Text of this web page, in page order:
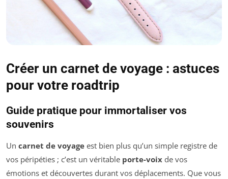
Créer un carnet de voyage : astuces
pour votre roadtrip
Guide pratique pour immortaliser vos
souvenirs
Un carnet de voyage est bien plus qu’un simple registre de
vos péripéties ; c’est un véritable porte-voix de vos
émotions et découvertes durant vos déplacements. Que vous